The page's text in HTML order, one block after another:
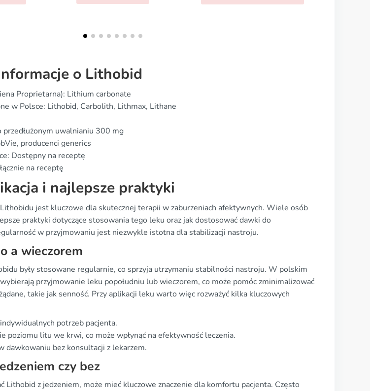
o Lithobid
Proprietarna): Lithium carbonate
w Polsce: Lithobid, Carbolith, Lithmax, Lithane
uwalnianiu 300 mg
producenci generics
Dostępny na receptę
na receptę
i najlepsze praktyki
jest kluczowe dla skutecznej terapii w zaburzeniach afektywnych. Wiele osób
praktyki dotyczące stosowania tego leku oraz jak dostosować dawki do
w przyjmowaniu jest niezwykle istotna dla stabilizacji nastroju.
a wieczorem
były stosowane regularnie, co sprzyja utrzymaniu stabilności nastroju. W polskim
przyjmowanie leku popołudniu lub wieczorem, co może pomóc zminimalizować
takie jak senność. Przy aplikacji leku warto więc rozważyć kilka kluczowych
potrzeb pacjenta.
poziomu litu we krwi, co może wpłynąć na efektywność leczenia.
dawkowaniu bez konsultacji z lekarzem.
czy bez
Lithobid z jedzeniem, może mieć kluczowe znaczenie dla komfortu pacjenta. Często